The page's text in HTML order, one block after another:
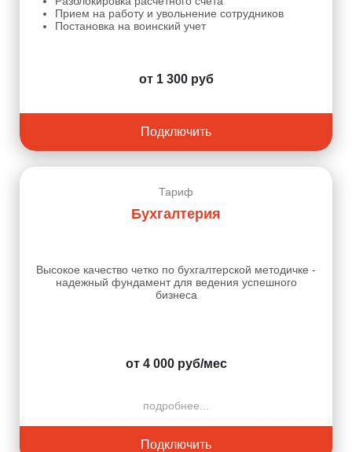
Прием на работу и увольнение сотрудников
Постановка на воинский учет
от 1 300 руб
Подключить
Тариф
Бухгалтерия
Высокое качество четко по бухгалтерской методичке -
надежный фундамент для ведения успешного
бизнеса
от 4 000 руб/мес
подробнее...
Подключить